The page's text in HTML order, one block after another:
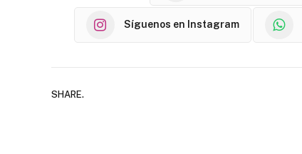
Síguenos en Instagram
SHARE.